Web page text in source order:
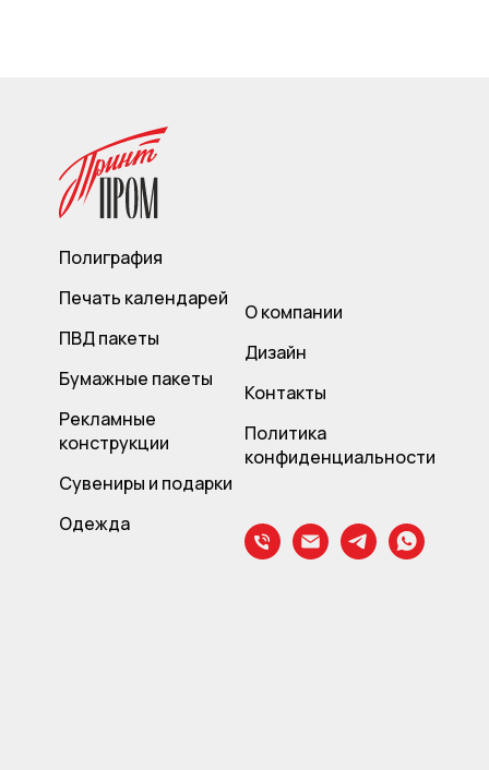
Полиграфия
Печать календарей
ПВД пакеты
Бумажные пакеты
Рекламные
конструкции
Сувениры и подарки
Одежда
О компании
Дизайн
Контакты
Политика
конфиденциальности